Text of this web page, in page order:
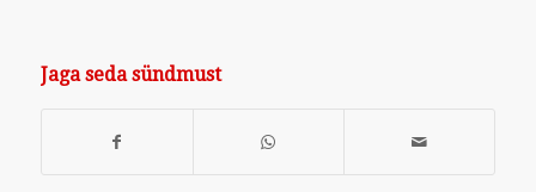
Jaga seda sündmust